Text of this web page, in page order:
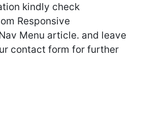
kindly check
Responsive
Menu article. and leave
contact form for further